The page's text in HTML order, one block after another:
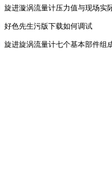
旋进漩涡流量计压力值与现场实
好色先生污版下载如何调试
旋进旋涡流量计七个基本部件组